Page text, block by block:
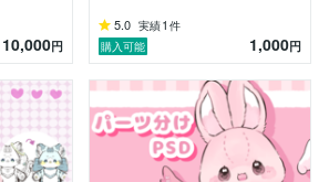
10,000円
5.0 実績1 件
購入可能
1,000円